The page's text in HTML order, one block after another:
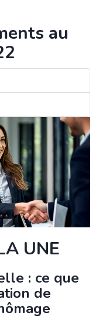
au
UNE
: ce que
de